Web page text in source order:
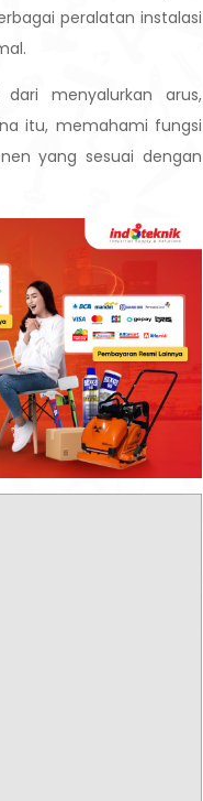
peralatan instalasi
menyalurkan arus,
itu, memahami fungsi
yang sesuai dengan